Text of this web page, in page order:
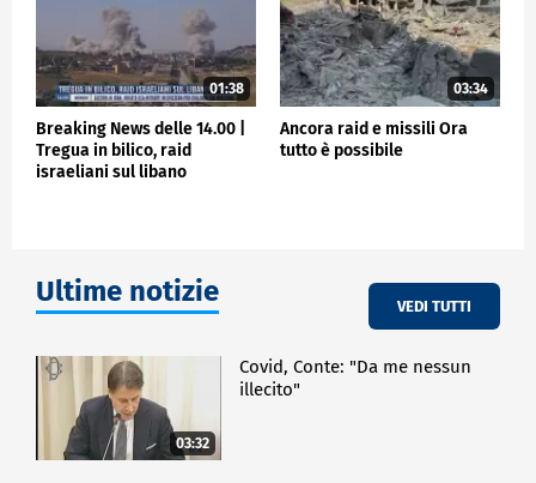
01:38
Breaking News delle 14.00 |
Tregua in bilico, raid
israeliani sul libano
03:34
Ancora raid e missili Ora
tutto è possibile
Ultime notizie VEDI TUTTI
03:32
Covid, Conte: "Da me nessun
illecito"